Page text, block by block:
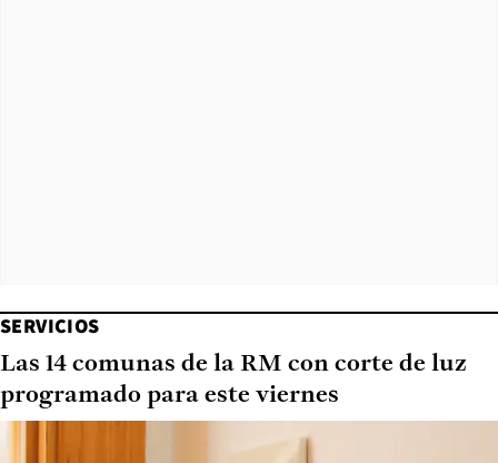
SERVICIOS
Las 14 comunas de la RM con corte de luz
programado para este viernes